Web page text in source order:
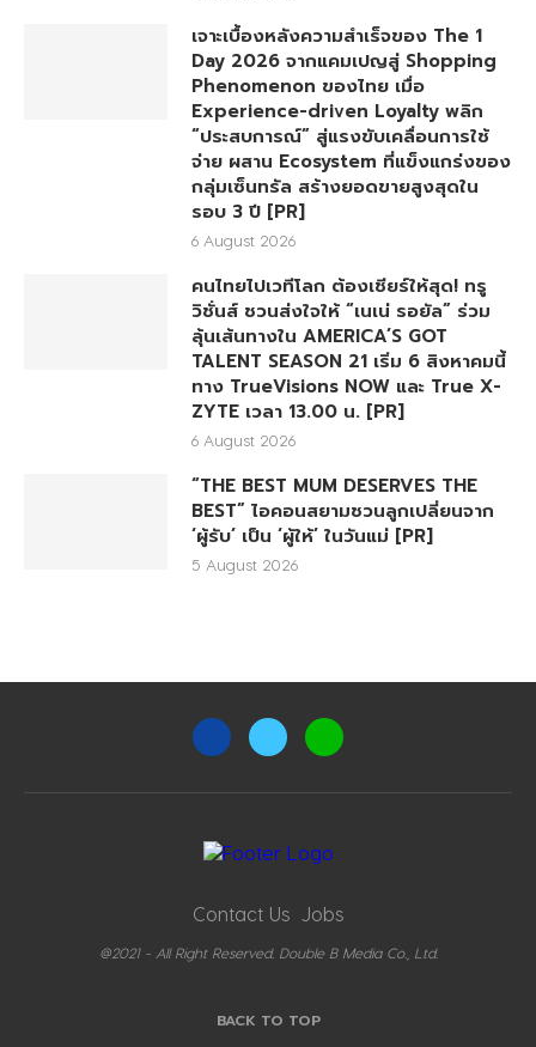
เจาะเบื้องหลังความสำเร็จของ The 1
Day 2026 จากแคมเปญสู่ Shopping
Phenomenon ของไทย เมื่อ
Experience-driven Loyalty พลิก
“ประสบการณ์” สู่แรงขับเคลื่อนการใช้
จ่าย ผสาน Ecosystem ที่แข็งแกร่งของ
กลุ่มเซ็นทรัล สร้างยอดขายสูงสุดใน
รอบ 3 ปี [PR]
6 August 2026
คนไทยไปเวทีโลก ต้องเชียร์ให้สุด! ทรู
วิชั่นส์ ชวนส่งใจให้ “เนเน่ รอยัล” ร่วม
ลุ้นเส้นทางใน AMERICA’S GOT
TALENT SEASON 21 เริ่ม 6 สิงหาคมนี้
ทาง TrueVisions NOW และ True X-
ZYTE เวลา 13.00 น. [PR]
6 August 2026
“THE BEST MUM DESERVES THE
BEST” ไอคอนสยามชวนลูกเปลี่ยนจาก
‘ผู้รับ’ เป็น ‘ผู้ให้’ ในวันแม่ [PR]
5 August 2026
Contact Us Jobs
@2021 - All Right Reserved. Double B Media Co., Ltd.
BACK TO TOP